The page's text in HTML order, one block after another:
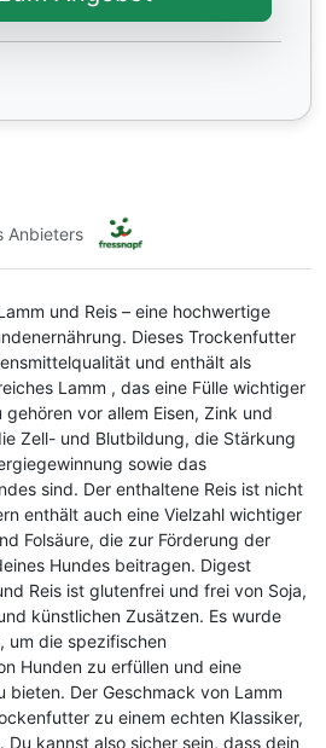
Anbieters
und Reis – eine hochwertige
Dieses Trockenfutter
und enthält als
Lamm , das eine Fülle wichtiger
vor allem Eisen, Zink und
Zell- und Blutbildung, die Stärkung
sowie das
sind. Der enthaltene Reis ist nicht
enthält auch eine Vielzahl wichtiger
Folsäure, die zur Förderung der
Hundes beitragen. Digest
Reis ist glutenfrei und frei von Soja,
künstlichen Zusätzen. Es wurde
um die spezifischen
Hunden zu erfüllen und eine
bieten. Der Geschmack von Lamm
zu einem echten Klassiker,
Du kannst also sicher sein, dass dein